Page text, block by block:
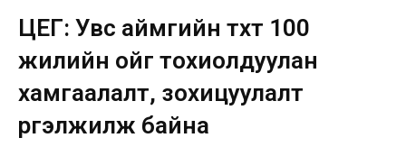
ЦЕГ: Увс аймгийн түүхт 100
жилийн ойг тохиолдуулан
хамгаалалт, зохицуулалт
үргэлжилж байна